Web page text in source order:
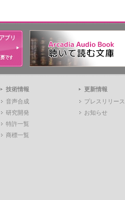
技術情報
音声合成
研究開発
特許一覧
商標一覧
更新情報
プレスリリース
お知らせ